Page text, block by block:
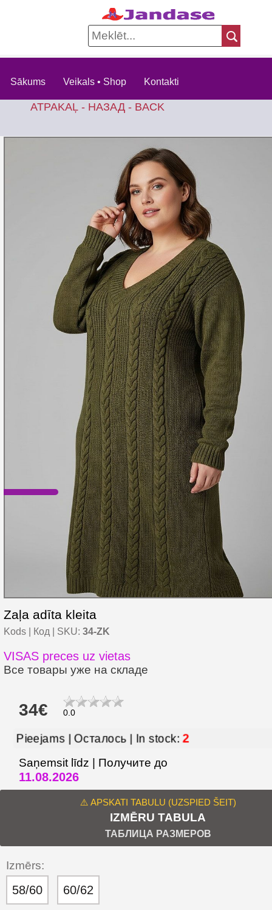
Sākums Veikals • Shop Kontakti
ATPAKAĻ - НАЗАД - BACK
Zaļa adīta kleita
Kods | Код | SKU: 34-ZK
VISAS preces uz vietas
Все товары уже на складе
34€ 0.0
Pieejams | Осталось | In stock:2
Saņemsit līdz | Получите до
11.08.2026
⚠️ APSKATI TABULU (UZSPIED ŠEIT)
IZMĒRU TABULA
ТАБЛИЦА РАЗМЕРОВ
Izmērs:
58/60 60/62